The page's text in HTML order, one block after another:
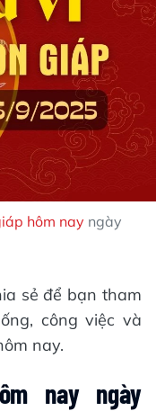
hôm nay ngày
sẻ để bạn tham
công việc và
nay.
nay ngày